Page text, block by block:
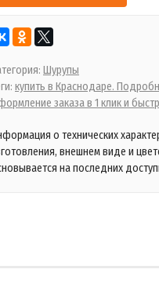
Шурупы
купить в Краснодаре.
заказа в 1 клик и
о технических
внешнем виде и
на последних